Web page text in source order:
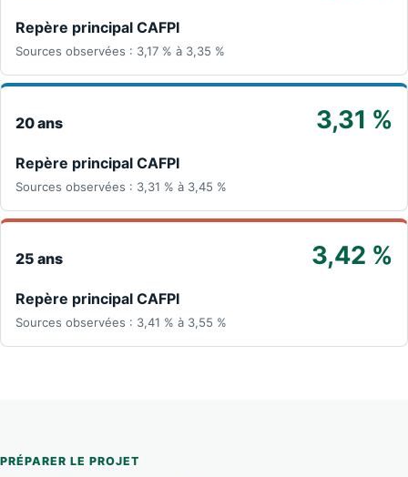
Repère principal CAFPI
Sources observées : 3,17 % à 3,35 %
20 ans 3,31 %
Repère principal CAFPI
Sources observées : 3,31 % à 3,45 %
25 ans 3,42 %
Repère principal CAFPI
Sources observées : 3,41 % à 3,55 %
PRÉPARER LE PROJET